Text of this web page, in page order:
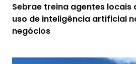
Sebrae treina agentes
uso de inteligência artificial
negócios